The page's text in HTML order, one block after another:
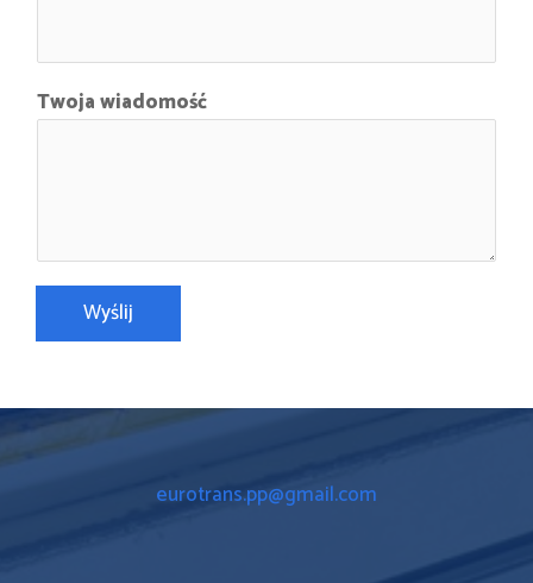
Twoja wiadomość
Wyślij
eurotrans.pp@gmail.com